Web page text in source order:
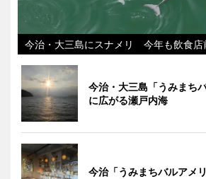
今治・大三島にスナメリ 今年も飲食店
今治・大三島「うみまち
に広がる瀬戸内海
今治「うみまちバルアメ